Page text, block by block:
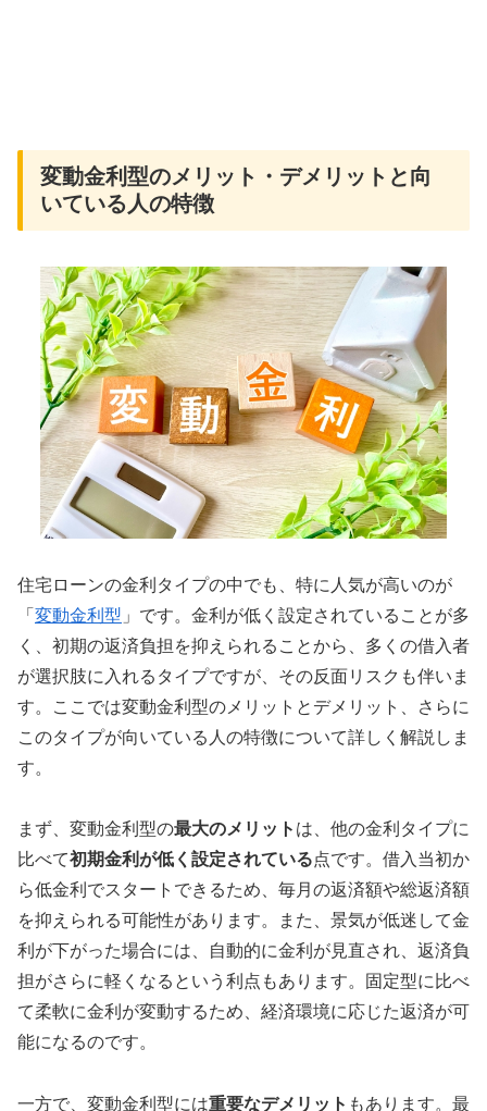
変動金利型のメリット・デメリットと向
いている人の特徴
住宅ローンの金利タイプの中でも、特に人気が高いのが
「 変動金利型 」です。金利が低く設定されていることが多
く、初期の返済負担を抑えられることから、多くの借入者
が選択肢に入れるタイプですが、その反面リスクも伴いま
す。ここでは変動金利型のメリットとデメリット、さらに
このタイプが向いている人の特徴について詳しく解説しま
す。
まず、変動金利型の最大のメリット は、他の金利タイプに
比べて初期金利が低く設定されている点です。借入当初か
ら低金利でスタートできるため、毎月の返済額や総返済額
を抑えられる可能性があります。また、景気が低迷して金
利が下がった場合には、自動的に金利が見直され、返済負
担がさらに軽くなるという利点もあります。固定型に比べ
て柔軟に金利が変動するため、経済環境に応じた返済が可
能になるのです。
一方で、変動金利型には重要なデメリット もあります。最